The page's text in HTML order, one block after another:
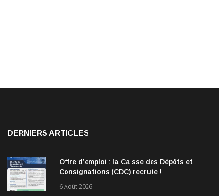
DERNIERS ARTICLES
Offre d’emploi : la Caisse des Dépôts et
Consignations (CDC) recrute !
6 Août 2026